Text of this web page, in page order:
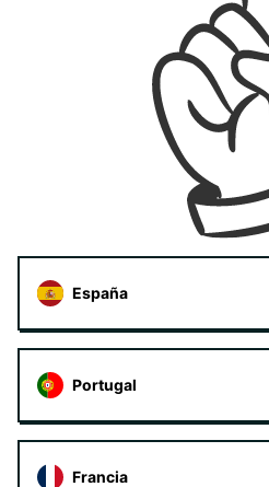
España
Portugal
Francia